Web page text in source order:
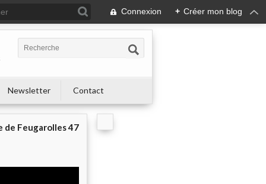
Connexion + Créer mon blog
Newsletter Contact
de Feugarolles 47